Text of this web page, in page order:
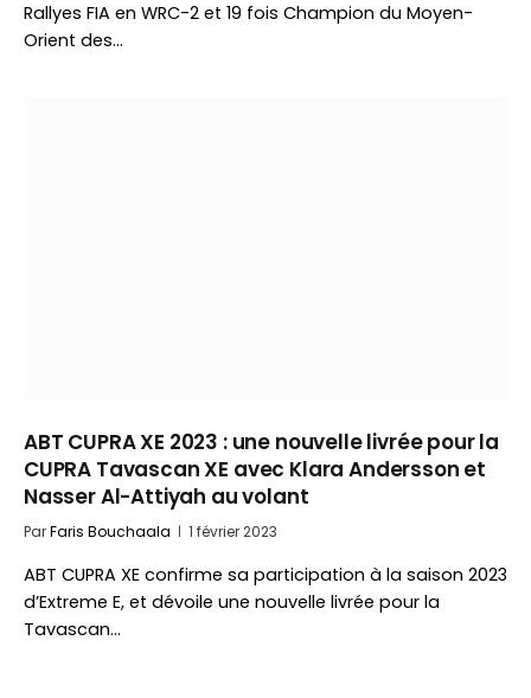
Rallyes FIA en WRC-2 et 19 fois Champion du Moyen-
Orient des…
ABT CUPRA XE 2023 : une nouvelle livrée pour la
CUPRA Tavascan XE avec Klara Andersson et
Nasser Al-Attiyah au volant
ParFaris Bouchaala 1 février 2023
ABT CUPRA XE confirme sa participation à la saison 2023
d’Extreme E, et dévoile une nouvelle livrée pour la
Tavascan…